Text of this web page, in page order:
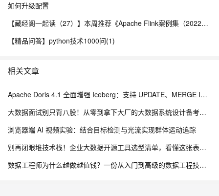
如何升级配置
【藏经阁一起读（27）】本周推荐《Apache Flink案例集（2022版）》，你有哪些心得？
【精品问答】python技术1000问(1)
相关文章
Apache Doris 4.1 全面增强 Iceberg：支持 UPDATE、MERGE INTO 与 Iceberg V3
大数据面试别只背八股！从零到拿下大厂的大数据系统设计备考路线
浏览器端 AI 视频实验：结合目标检测与光流实现群体运动追踪
别再闭眼堆技术栈！企业大数据开源工具选型清单，看懂这张表少走3年弯路
数据工程师为什么越做越值钱？一份从入门到高级的数据工程技能树、项目实战与简历升级指南